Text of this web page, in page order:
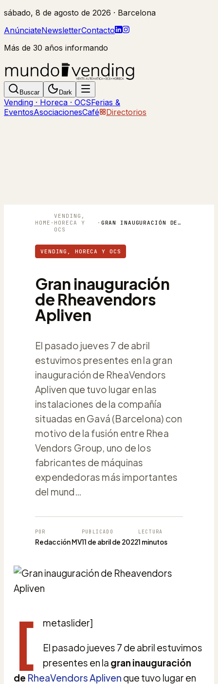
sábado, 8 de agosto de 2026 · Barcelona
AnúnciateNewsletterContacto
Más de 30 años informando
Buscar Dark
Vending · Horeca · OCSFerias &
EventosAsociacionesCafé Directorios
HOME ·
VENDING,
HORECA Y
OCS
· GRAN INAUGURACIÓN DE RHEAVENDORS APLIVEN
VENDING, HORECA Y OCS
Gran inauguración
de Rheavendors
Apliven
El pasado jueves 7 de abril
estuvimos presentes en la gran
inauguración de RheaVendors
Apliven que tuvo lugar en las
instalaciones de la compañía
situadas en Gavá (Barcelona) con
motivo de la fusión entre Rhea
Vendors Group, uno de los
fabricantes de máquinas
expendedoras más importantes
del mund…
POR
Redacción MV
PUBLICADO
11 de abril de 2022
LECTURA
1 minutos
[ metaslider]
El pasado jueves 7 de abril estuvimos
presentes en la gran inauguración
de RheaVendors Apliven que tuvo lugar en